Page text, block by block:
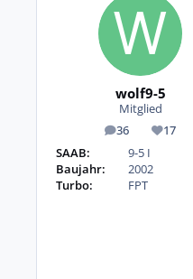
wolf9-5
Mitglied
36
Beiträge 17
SAAB:
9-5 I
Baujahr:
2002
Turbo:
FPT